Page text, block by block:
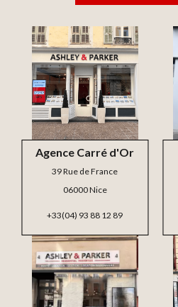
Agence Carré d'Or
39 Rue de France
06000 Nice
+33(04) 93 88 12 89